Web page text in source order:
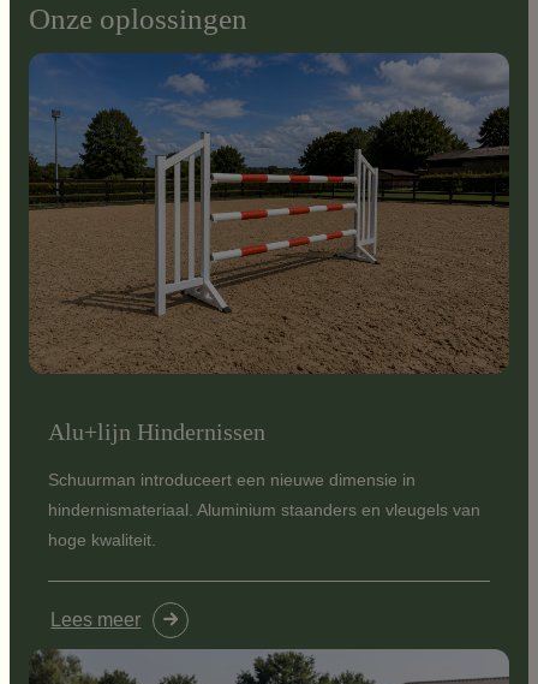
Onze oplossingen
Alu+lijn Hindernissen
Schuurman introduceert een nieuwe dimensie in
hindernismateriaal. Aluminium staanders en vleugels van
hoge kwaliteit.
Lees meer